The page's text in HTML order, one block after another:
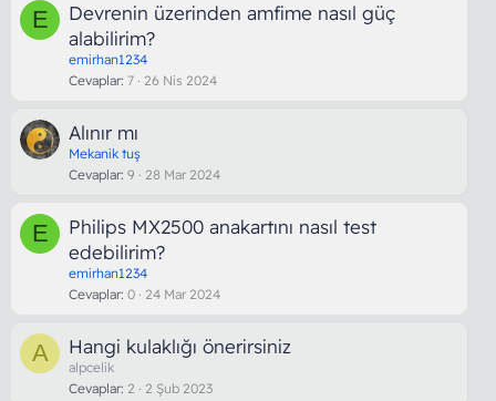
E
Devrenin üzerinden amfime nasıl güç
alabilirim?
emirhan1234
Cevaplar 7 26 Nis 2024
Alınır mı
Mekanik tuş
Cevaplar 9 28 Mar 2024
E
Philips MX2500 anakartını nasıl test
edebilirim?
emirhan1234
Cevaplar 0 24 Mar 2024
A Hangi kulaklığı önerirsiniz
alpcelik
Cevaplar 2 2 Şub 2023